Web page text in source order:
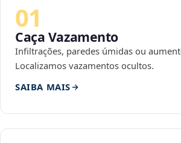
01
Caça Vazamento
Infiltrações, paredes úmidas ou
Localizamos vazamentos ocultos.
SAIBA MAIS